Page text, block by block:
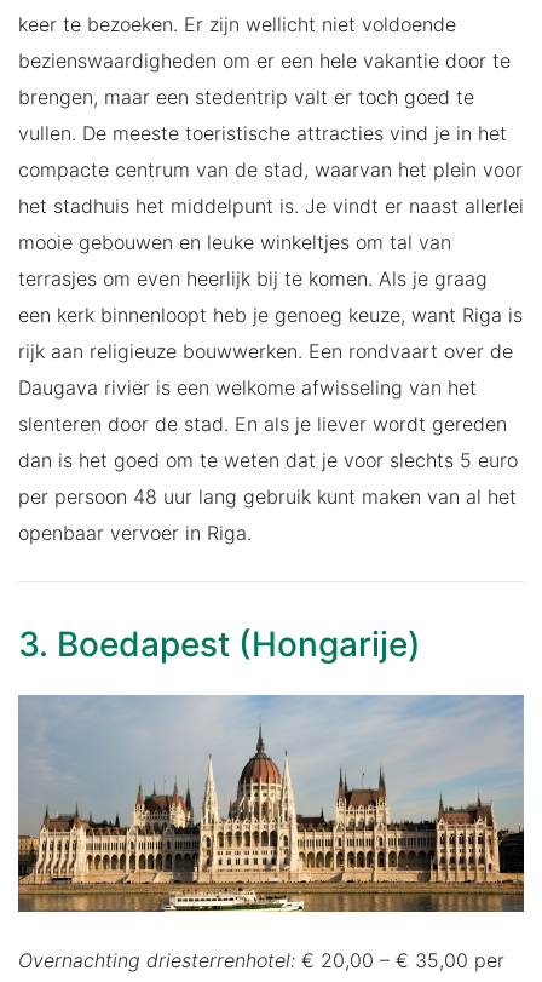
keer te bezoeken. Er zijn wellicht niet voldoende
bezienswaardigheden om er een hele vakantie door te
brengen, maar een stedentrip valt er toch goed te
vullen. De meeste toeristische attracties vind je in het
compacte centrum van de stad, waarvan het plein voor
het stadhuis het middelpunt is. Je vindt er naast allerlei
mooie gebouwen en leuke winkeltjes om tal van
terrasjes om even heerlijk bij te komen. Als je graag
een kerk binnenloopt heb je genoeg keuze, want Riga is
rijk aan religieuze bouwwerken. Een rondvaart over de
Daugava rivier is een welkome afwisseling van het
slenteren door de stad. En als je liever wordt gereden
dan is het goed om te weten dat je voor slechts 5 euro
per persoon 48 uur lang gebruik kunt maken van al het
openbaar vervoer in Riga.
3. Boedapest (Hongarije)
Overnachting driesterrenhotel: € 20,00 – € 35,00 per